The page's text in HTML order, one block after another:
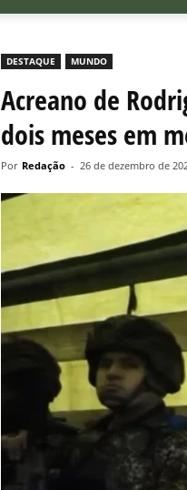
DESTAQUE MUNDO
Acreano de
dois meses em
Por Redação - 26 de dezembro de